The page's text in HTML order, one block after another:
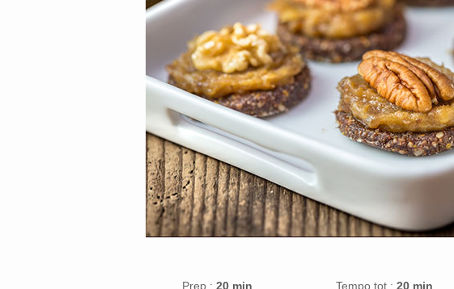
Prep.: 20 min Tempo tot.: 20 min